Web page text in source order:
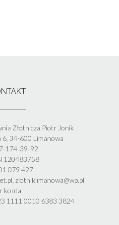
Złotnicza Piotr Jonik
6, 34-600 Limanowa
174-39-92
120483758
079 427
zlotniklimanowa@wp.pl
konta
1111 0010 6383 3824